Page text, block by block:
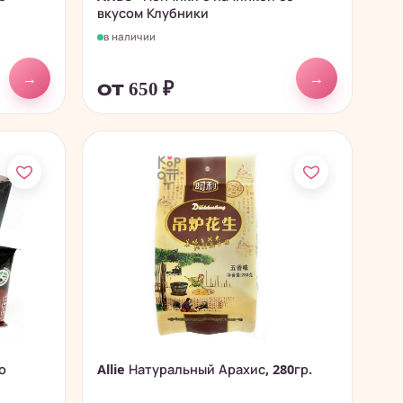
→
вкусом Клубники
в наличии
от 650 ₽
→
Allie Натуральный Арахис, 280гр.